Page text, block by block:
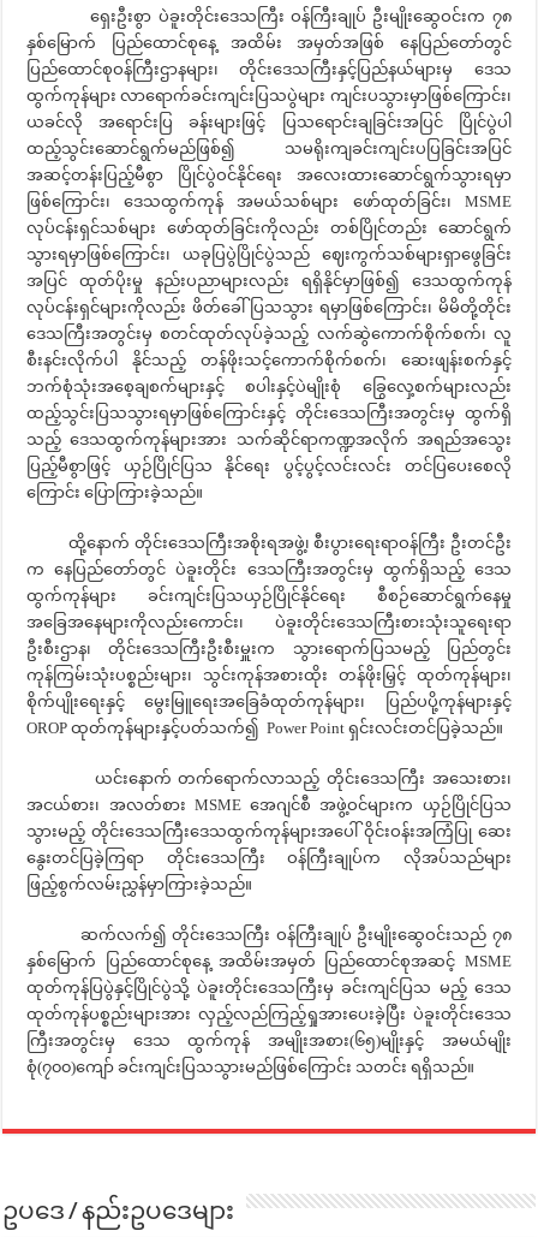
ရှေးဦးစွာ ပဲခူးတိုင်းဒေသကြီး ဝန်ကြီးချုပ် ဦးမျိုးဆွေဝင်းက ၇၈
နှစ်မြောက် ပြည်ထောင်စုနေ့ အထိမ်း အမှတ်အဖြစ် နေပြည်တော်တွင်
ပြည်ထောင်စုဝန်ကြီးဌာနများ၊ တိုင်းဒေသကြီးနှင့်ပြည်နယ်များမှ ဒေသ
ထွက်ကုန်များ လာရောက်ခင်းကျင်းပြသပွဲများ ကျင်းပသွားမှာဖြစ်ကြောင်း၊
ယခင်လို အရောင်းပြ ခန်းများဖြင့် ပြသရောင်းချခြင်းအပြင် ပြိုင်ပွဲပါ
ထည့်သွင်းဆောင်ရွက်မည်ဖြစ်၍ သမရိုးကျခင်းကျင်းပပြခြင်းအပြင်
အဆင့်တန်းပြည့်မီစွာ ပြိုင်ပွဲဝင်နိုင်ရေး အလေးထားဆောင်ရွက်သွားရမှာ
ဖြစ်ကြောင်း၊ ဒေသထွက်ကုန် အမယ်သစ်များ ဖော်ထုတ်ခြင်း၊ MSME
လုပ်ငန်းရှင်သစ်များ ဖော်ထုတ်ခြင်းကိုလည်း တစ်ပြိုင်တည်း ဆောင်ရွက်
သွားရမှာဖြစ်ကြောင်း၊ ယခုပြပွဲပြိုင်ပွဲသည် ဈေးကွက်သစ်များရှာဖွေခြင်း
အပြင် ထုတ်ပိုးမှု နည်းပညာများလည်း ရရှိနိုင်မှာဖြစ်၍ ဒေသထွက်ကုန်
လုပ်ငန်းရှင်များကိုလည်း ဖိတ်ခေါ်ပြသသွား ရမှာဖြစ်ကြောင်း၊ မိမိတို့တိုင်း
ဒေသကြီးအတွင်းမှ စတင်ထုတ်လုပ်ခဲ့သည့် လက်ဆွဲကောက်စိုက်စက်၊ လူ
စီးနင်းလိုက်ပါ နိုင်သည့် တန်ဖိုးသင့်ကောက်စိုက်စက်၊ ဆေးဖျန်းစက်နှင့်
ဘက်စုံသုံးအစေ့ချစက်များနှင့် စပါးနှင့်ပဲမျိုးစုံ ခြွေလှေ့စက်များလည်း
ထည့်သွင်းပြသသွားရမှာဖြစ်ကြောင်းနှင့် တိုင်းဒေသကြီးအတွင်းမှ ထွက်ရှိ
သည့် ဒေသထွက်ကုန်များအား သက်ဆိုင်ရာကဏ္ဍအလိုက် အရည်အသွေး
ပြည့်မီစွာဖြင့် ယှဉ်ပြိုင်ပြသ နိုင်ရေး ပွင့်ပွင့်လင်းလင်း တင်ပြပေးစေလို
ကြောင်း ပြောကြားခဲ့သည်။
ထို့နောက် တိုင်းဒေသကြီးအစိုးရအဖွဲ့၊ စီးပွားရေးရာဝန်ကြီး ဦးတင်ဦး
က နေပြည်တော်တွင် ပဲခူးတိုင်း ဒေသကြီးအတွင်းမှ ထွက်ရှိသည့် ဒေသ
ထွက်ကုန်များ ခင်းကျင်းပြသယှဉ်ပြိုင်နိုင်ရေး စီစဉ်ဆောင်ရွက်နေမှု
အခြေအနေများကိုလည်းကောင်း၊ ပဲခူးတိုင်းဒေသကြီးစားသုံးသူရေးရာ
ဦးစီးဌာန၊ တိုင်းဒေသကြီးဦးစီးမှူးက သွားရောက်ပြသမည့် ပြည်တွင်း
ကုန်ကြမ်းသုံးပစ္စည်းများ၊ သွင်းကုန်အစားထိုး တန်ဖိုးမြှင့် ထုတ်ကုန်များ၊
စိုက်ပျိုးရေးနှင့် မွေးမြူရေးအခြေခံထုတ်ကုန်များ၊ ပြည်ပပို့ကုန်များနှင့်
OROP ထုတ်ကုန်များနှင့်ပတ်သက်၍ Power Point ရှင်းလင်းတင်ပြခဲ့သည်။
ယင်းနောက် တက်ရောက်လာသည့် တိုင်းဒေသကြီး အသေးစား၊
အငယ်စား၊ အလတ်စား MSME အေဂျင်စီ အဖွဲ့ဝင်များက ယှဉ်ပြိုင်ပြသ
သွားမည့် တိုင်းဒေသကြီးဒေသထွက်ကုန်များအပေါ် ဝိုင်းဝန်းအကြံပြု ဆေး
နွေးတင်ပြခဲ့ကြရာ တိုင်းဒေသကြီး ဝန်ကြီးချုပ်က လိုအပ်သည်များ
ဖြည့်စွက်လမ်းညွှန်မှာကြားခဲ့သည်။
ဆက်လက်၍ တိုင်းဒေသကြီး ဝန်ကြီးချုပ် ဦးမျိုးဆွေဝင်းသည် ၇၈
နှစ်မြောက် ပြည်ထောင်စုနေ့ အထိမ်းအမှတ် ပြည်ထောင်စုအဆင့် MSME
ထုတ်ကုန်ပြပွဲနှင့်ပြိုင်ပွဲသို့ ပဲခူးတိုင်းဒေသကြီးမှ ခင်းကျင်ပြသ မည့် ဒေသ
ထုတ်ကုန်ပစ္စည်းများအား လှည့်လည်ကြည့်ရှုအားပေးခဲ့ပြီး ပဲခူးတိုင်းဒေသ
ကြီးအတွင်းမှ ဒေသ ထွက်ကုန် အမျိုးအစား(၆၅)မျိုးနှင့် အမယ်မျိုး
စုံ(၇၀၀)ကျော် ခင်းကျင်းပြသသွားမည်ဖြစ်ကြောင်း သတင်း ရရှိသည်။
ဥပဒေ / နည်းဥပဒေများ